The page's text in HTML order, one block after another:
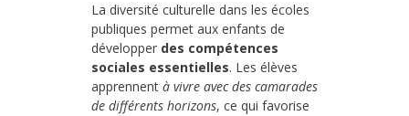
La diversité culturelle dans les écoles
publiques permet aux enfants de
développer des compétences
sociales essentielles. Les élèves
apprennent à vivre avec des camarades
de différents horizons, ce qui favorise